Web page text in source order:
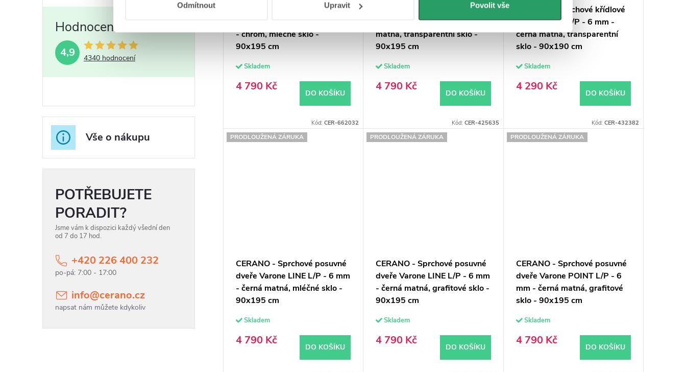
Odmítnout Upravit Povolit vše
4,9 4340 hodnocení
Vše o nákupu
POTŘEBUJETE
PORADIT?
Jsme vám k dispozici každý všední den
od 7 do 17 hod.
info@cerano.cz
+420 226 400 232
CERANO - Sprchové posuvné
- chrom, mléčné sklo -
90x195 cm
Skladem
4 790 Kč
DO KOŠÍKU
Kód:CER-662032
CERANO - Sprchové pivotové
dveře Ferri L/P - 6 mm - černá
matná, transparentní sklo -
90x195 cm
Skladem
4 790 Kč
DO KOŠÍKU
Kód: CER-425635
CERANO - Sprchové křídlové
dveře Antelo L/P - 6 mm -
černá matná, transparentní
sklo - 90x190 cm
Skladem
4 290 Kč
DO KOŠÍKU
Kód: CER-432382
PRODLOUŽENÁ ZÁRUKA
CERANO - Sprchové posuvné
dveře Varone LINE L/P - 6 mm
- černá matná, mléčné sklo -
90x195 cm
Skladem
4 790 Kč
DO KOŠÍKU
PRODLOUŽENÁ ZÁRUKA
CERANO - Sprchové posuvné
dveře Varone LINE L/P - 6 mm
- černá matná, grafitové sklo -
90x195 cm
Skladem
4 790 Kč
DO KOŠÍKU
PRODLOUŽENÁ ZÁRUKA
CERANO - Sprchové posuvné
dveře Varone POINT L/P - 6
mm - černá matná, grafitové
sklo - 90x195 cm
Skladem
4 790 Kč
DO KOŠÍKU